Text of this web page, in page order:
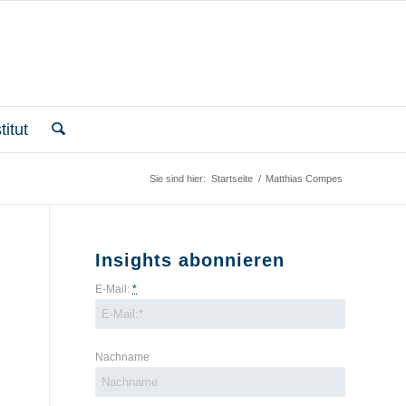
Sie sind hier: Startseite / Matthias Compes
Insights abonnieren
E-Mail:*
Nachname